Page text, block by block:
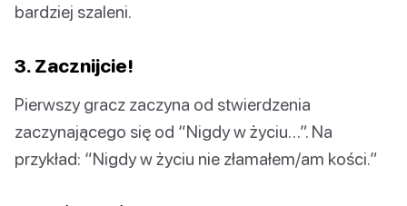
bardziej szaleni.
3. Zacznijcie!
Pierwszy gracz zaczyna od stwierdzenia
zaczynającego się od “Nigdy w życiu…”. Na
przykład: “Nigdy w życiu nie złamałem/am kości.”